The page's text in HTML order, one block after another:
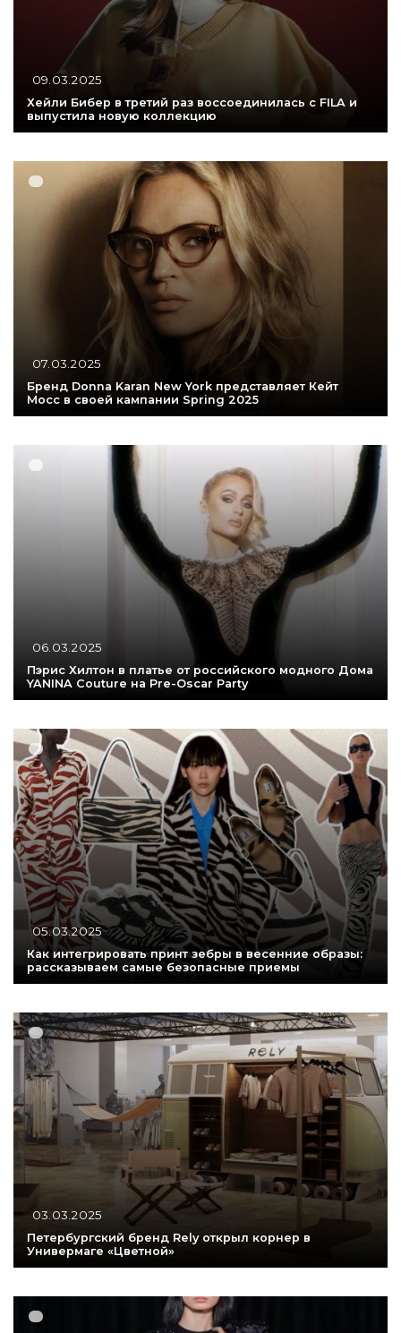
09.03.2025
Хейли Бибер в третий раз воссоединилась с FILA и
выпустила новую коллекцию
07.03.2025
Бренд Donna Karan New York представляет Кейт
Мосс в своей кампании Spring 2025
06.03.2025
Пэрис Хилтон в платье от российского модного Дома
YANINA Couture на Pre-Oscar Party
05.03.2025
Как интегрировать принт зебры в весенние образы:
рассказываем самые безопасные приемы
03.03.2025
Петербургский бренд Rely открыл корнер в
Универмаге «Цветной»